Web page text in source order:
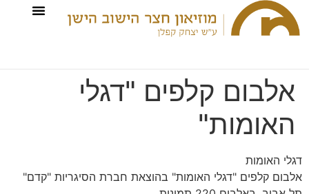
אלבום קלפים "דגלי
האומות"
דגלי האומות
אלבום קלפים "דגלי האומות" בהוצאת חברת הסיגריות "קדם"